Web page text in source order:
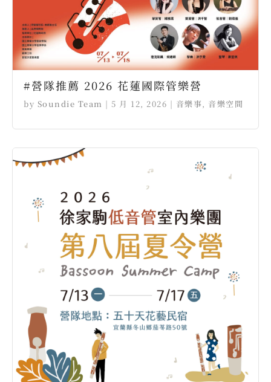
#營隊推薦 2026 花蓮國際管樂營
by Soundie Team | 5 月 12, 2026 | 音樂事, 音樂空間